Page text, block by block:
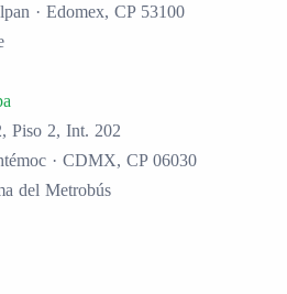
· Edomex, CP 53100
Piso 2, Int. 202
· CDMX, CP 06030
del Metrobús